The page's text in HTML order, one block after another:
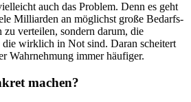
auch das Problem. Denn es geht
Milliarden an möglichst große Bedarfs-
verteilen, sondern darum, die
die wirklich in Not sind. Daran scheitert
Wahrnehmung immer häufiger.
machen?